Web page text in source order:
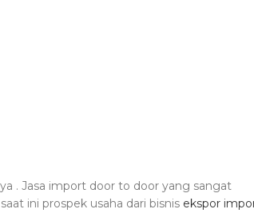
. Jasa import door to door yang sangat
ini prospek usaha dari bisnis ekspor